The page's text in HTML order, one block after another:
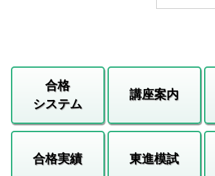
合格
システム
講座案内
合格実績 東進模試